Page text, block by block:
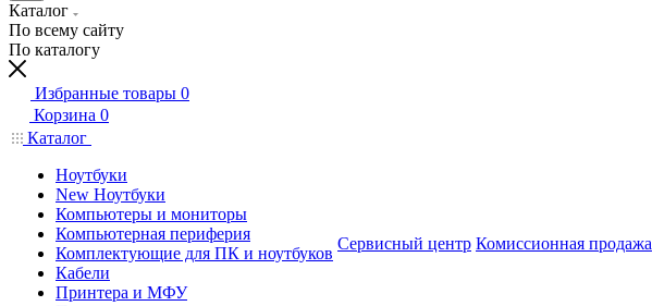
Каталог
По всему сайту
По каталогу
Избранные товары 0
Корзина 0
Каталог
Ноутбуки
New Ноутбуки
Компьютеры и мониторы
Компьютерная периферия
Комплектующие для ПК и ноутбуков
Кабели
Принтера и МФУ
Сервисный центр Комиссионная продажа